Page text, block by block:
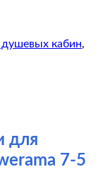
кабин,
для
7-5